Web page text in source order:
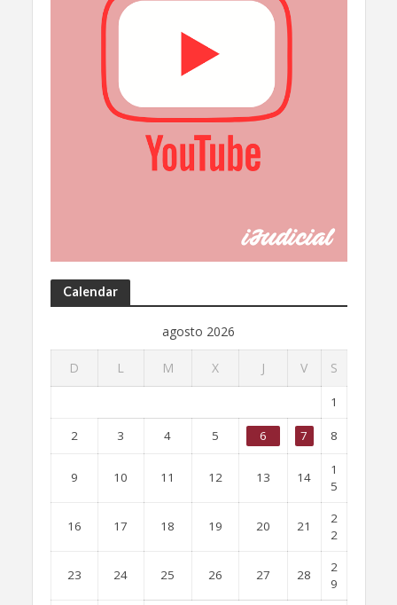
Calendar
agosto 2026
D L M X J V S
1
2 3 4 5 6 7 8
9 10 11 12 13 14
1
5
16 17 18 19 20 21
2
2
23 24 25 26 27 28
2
9